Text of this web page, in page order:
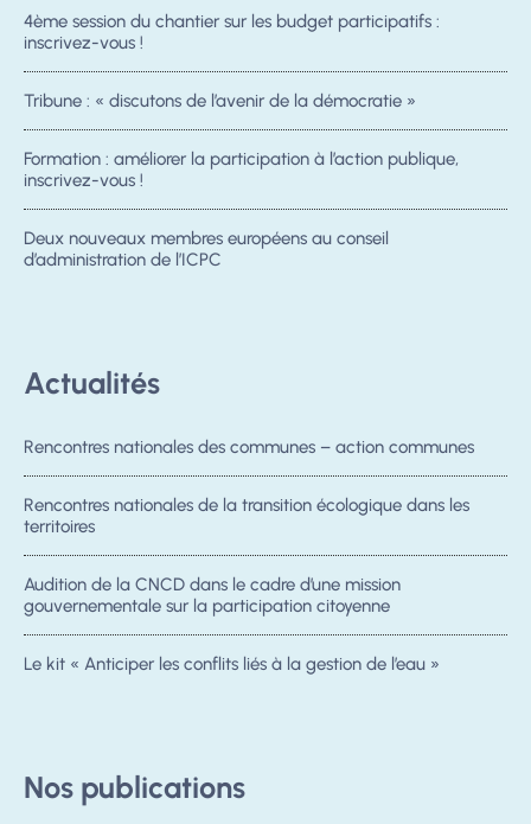
4ème session du chantier sur les budget participatifs :
inscrivez-vous !
Tribune : « discutons de l’avenir de la démocratie »
Formation : améliorer la participation à l’action publique,
inscrivez-vous !
Deux nouveaux membres européens au conseil
d’administration de l’ICPC
Actualités
Rencontres nationales des communes – action communes
Rencontres nationales de la transition écologique dans les
territoires
Audition de la CNCD dans le cadre d’une mission
gouvernementale sur la participation citoyenne
Le kit « Anticiper les conflits liés à la gestion de l’eau »
Nos publications